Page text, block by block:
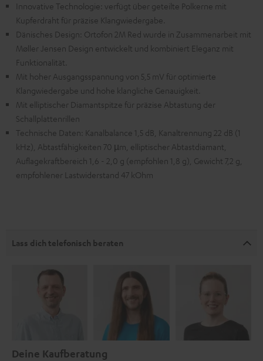
Innovative Technologie: verfügt über geteilte Polkerne mit
Kupferdraht für präzise Klangwiedergabe.
Dänisches Design: Ortofon 2M Red wurde in Zusammenarbeit mit
Møller Jensen Design entwickelt und kombiniert Eleganz mit
Funktionalität.
Mit hoher Ausgangsspannung von 5,5 mV für optimierte
Klangwiedergabe und hohe klangliche Genauigkeit.
Mit elliptischer Diamantspitze für präzise Abtastung der
Schallplattenrillen
Technische Daten: Kanalbalance 1,5 dB, Kanaltrennung 22 dB (1
kHz), Abtastfähigkeiten 70 µm, elliptischer Abtastdiamant,
Auflagekraftbereich 1,6 - 2,0 g (empfohlen 1,8 g), Gewicht 7,2 g,
empfohlener Lastwiderstand 47 kOhm
Lass dich telefonisch beraten
Deine Kaufberatung